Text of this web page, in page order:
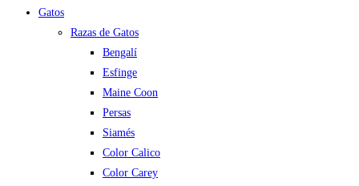
Gatos
Razas de Gatos
Bengalí
Esfinge
Maine Coon
Persas
Siamés
Color Calico
Color Carey